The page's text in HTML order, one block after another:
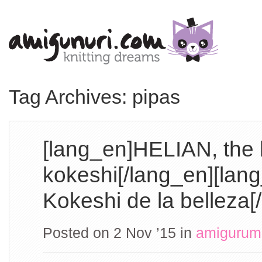
Tag Archives: pipas
[lang_en]HELIAN, the
kokeshi[/
Kokeshi de la
Posted on 2 Nov ’15 in